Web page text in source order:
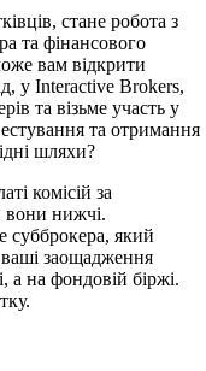
стане робота з
та фінансового
вам відкрити
у Interactive Brokers,
та візьме участь у
та отримання
шляхи?
комісій за
вони нижчі.
субброкера, який
ваші заощадження
а на фондовій біржі.